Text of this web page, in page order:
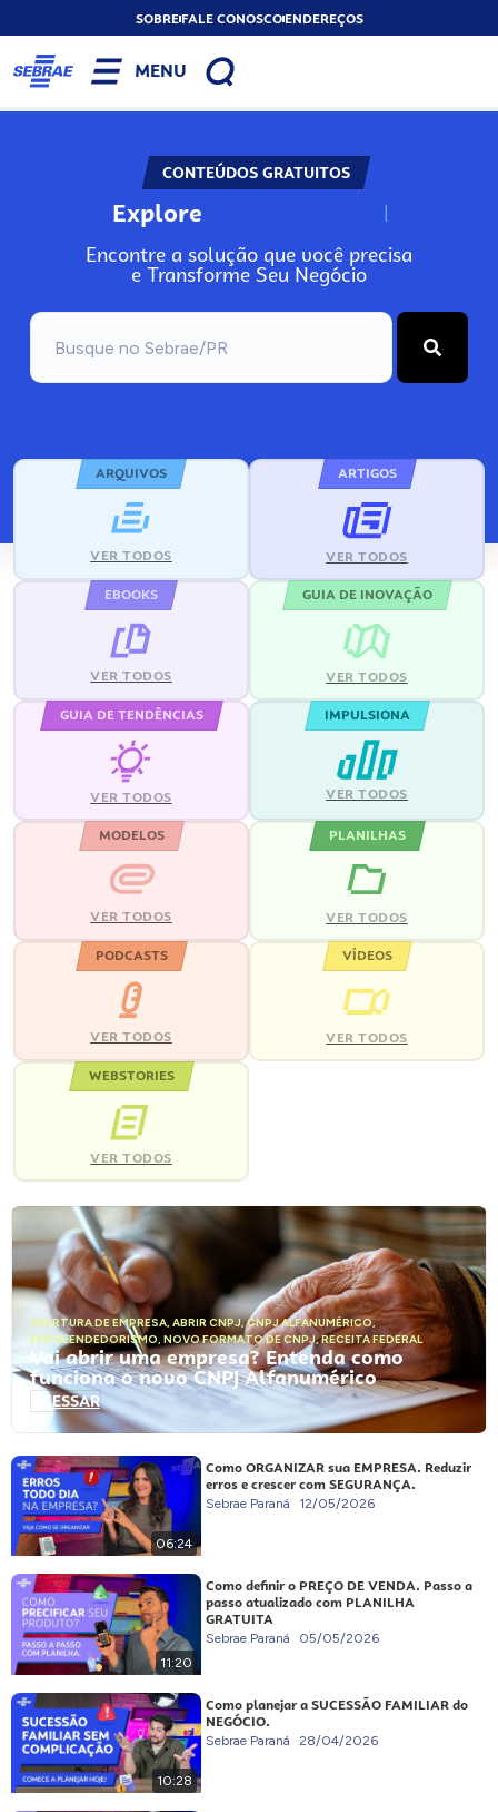
SOBREFALE CONOSCOENDEREÇOS
MENU
CONTEÚDOS GRATUITOS
Explore N
Encontre a solução que você precisa
e Transforme Seu Negócio
ARQUIVOS
VER TODOS
ARTIGOS
VER TODOS
EBOOKS
VER TODOS
GUIA DE INOVAÇÃO
VER TODOS
GUIA DE TENDÊNCIAS
VER TODOS
IMPULSIONA
VER TODOS
MODELOS
VER TODOS
PLANILHAS
VER TODOS
PODCASTS
VER TODOS
VÍDEOS
VER TODOS
WEBSTORIES
VER TODOS
ABERTURA DE EMPRESA, ABRIR CNPJ,CNPJ ALFANUMÉRICO,
EMPREENDEDORISMO, NOVO FORMATO DE CNPJ,RECEITA FEDERAL
Vai abrir uma empresa? Entenda como
funciona o novo CNPJ Alfanumérico
ACESSAR
06:24
Como ORGANIZAR sua EMPRESA. Reduzir
erros e crescer com SEGURANÇA.
Sebrae Paraná 12/05/2026
11:20
Como definir o PREÇO DE VENDA. Passo a
passo atualizado com PLANILHA
GRATUITA
Sebrae Paraná 05/05/2026
10:28
Como planejar a SUCESSÃO FAMILIAR do
NEGÓCIO.
Sebrae Paraná 28/04/2026